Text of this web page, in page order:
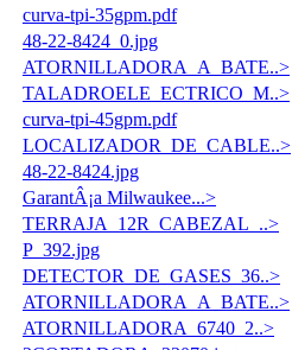
curva-tpi-35gpm.pdf
48-22-8424_0.jpg
ATORNILLADORA_A_BATE..>
TALADROELE_ECTRICO_M..>
curva-tpi-45gpm.pdf
LOCALIZADOR_DE_CABLE..>
48-22-8424.jpg
GarantÂ¡a Milwaukee...>
TERRAJA_12R_CABEZAL_..>
P_392.jpg
DETECTOR_DE_GASES_36..>
ATORNILLADORA_A_BATE..>
ATORNILLADORA_6740_2..>